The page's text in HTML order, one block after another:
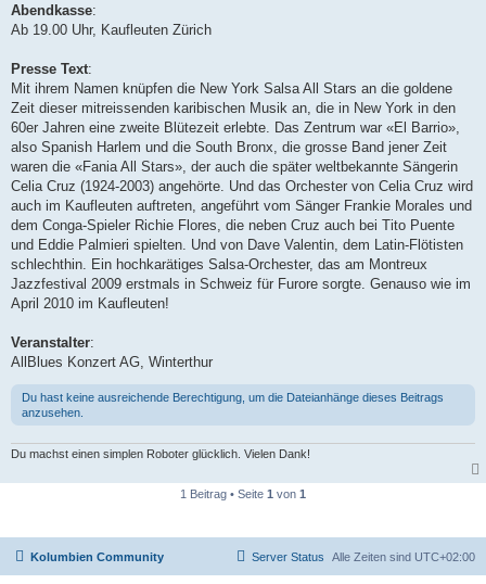
Abendkasse:
Ab 19.00 Uhr, Kaufleuten Zürich
Presse Text:
Mit ihrem Namen knüpfen die New York Salsa All Stars an die goldene
Zeit dieser mitreissenden karibischen Musik an, die in New York in den
60er Jahren eine zweite Blütezeit erlebte. Das Zentrum war «El Barrio»,
also Spanish Harlem und die South Bronx, die grosse Band jener Zeit
waren die «Fania All Stars», der auch die später weltbekannte Sängerin
Celia Cruz (1924-2003) angehörte. Und das Orchester von Celia Cruz wird
auch im Kaufleuten auftreten, angeführt vom Sänger Frankie Morales und
dem Conga-Spieler Richie Flores, die neben Cruz auch bei Tito Puente
und Eddie Palmieri spielten. Und von Dave Valentin, dem Latin-Flötisten
schlechthin. Ein hochkarätiges Salsa-Orchester, das am Montreux
Jazzfestival 2009 erstmals in Schweiz für Furore sorgte. Genauso wie im
April 2010 im Kaufleuten!
Veranstalter:
AllBlues Konzert AG, Winterthur
Du hast keine ausreichende Berechtigung, um die Dateianhänge dieses Beitrags
anzusehen.
Du machst einen simplen Roboter glücklich. Vielen Dank!
1 Beitrag • Seite 1 von 1
Kolumbien Community Alle Zeiten sind UTC+02:00
Server Status